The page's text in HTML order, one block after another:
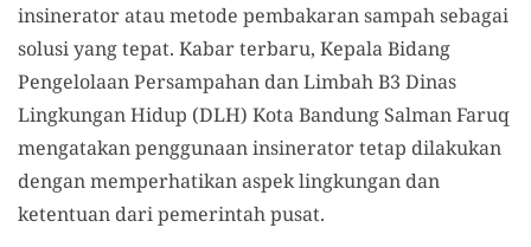
insinerator atau metode pembakaran sampah sebagai
solusi yang tepat. Kabar terbaru, Kepala Bidang
Pengelolaan Persampahan dan Limbah B3 Dinas
Lingkungan Hidup (DLH) Kota Bandung Salman Faruq
mengatakan penggunaan insinerator tetap dilakukan
dengan memperhatikan aspek lingkungan dan
ketentuan dari pemerintah pusat.